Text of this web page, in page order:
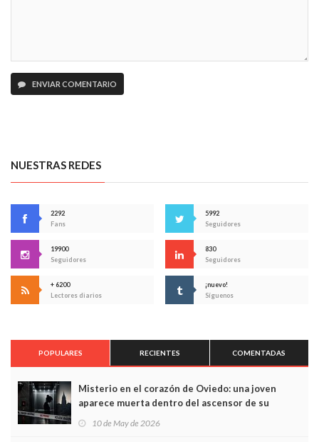
ENVIAR COMENTARIO
NUESTRAS REDES
2292
Fans
5992
Seguidores
19900
Seguidores
830
Seguidores
+ 6200
Lectores diarios
¡nuevo!
Síguenos
POPULARES RECIENTES COMENTADAS
Misterio en el corazón de Oviedo: una joven
aparece muerta dentro del ascensor de su
edificio y las cámaras captan sus últimos minutos
10 de May de 2026